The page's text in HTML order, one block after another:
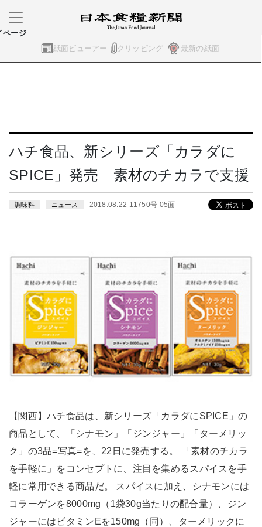
紙面ビューアー クリッピング 最新の紙面
ページ
ハチ食品、新シリーズ「カラダに
SPICE」発売 素材のチカラで支援
調味料 ニュース 2018.08.22 11750号 05面
【関西】ハチ食品は、新シリーズ「カラダにSPICE」の
商品として、「シナモン」「ジンジャー」「ターメリッ
ク」の3品=写真=を、22日に発売する。 「素材のチカラ
を手軽に」をコンセプトに、注目を集めるスパイスを手
軽に常用できる商品だ。 スパイスに加え、シナモンには
コラーゲンを8000mg（1袋30g当たりの配合量）、ジン
ジャーにはビタミンEを150mg（同）、ターメリックに